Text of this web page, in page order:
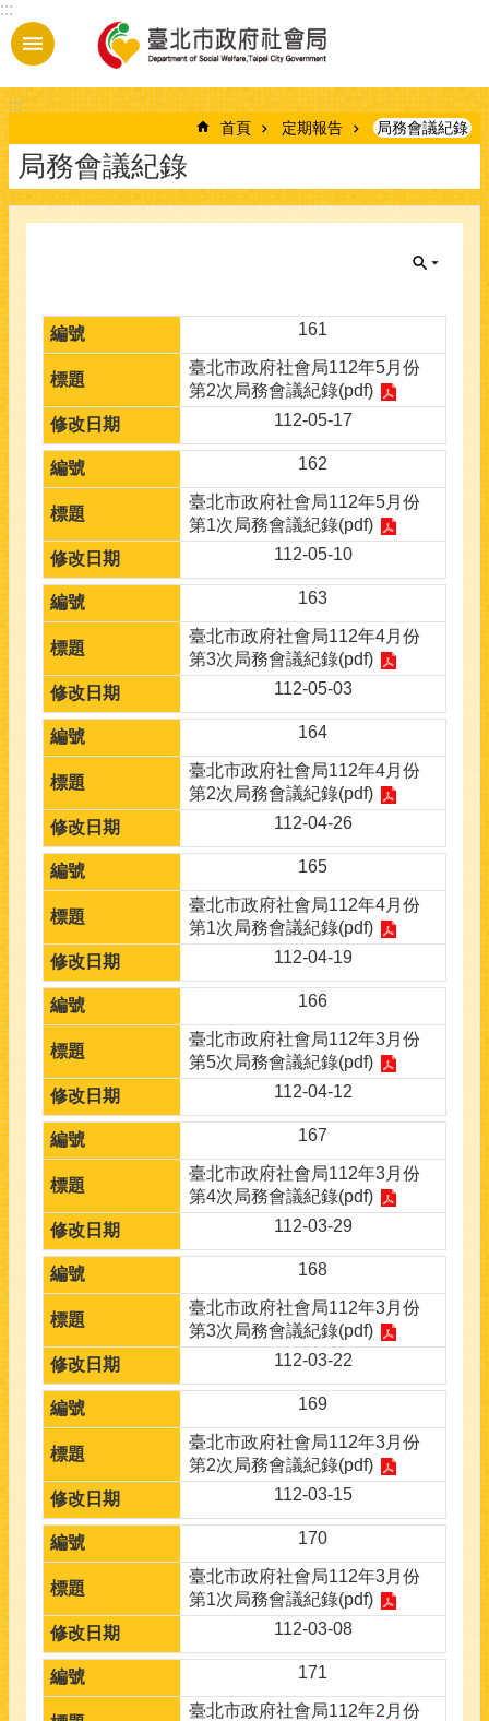
跳到主要內容區塊
:::
:::
首頁 定期報告 局務會議紀錄
局務會議紀錄
161
臺北市政府社會局112年5月份
第2次局務會議紀錄(pdf)
112-05-17
162
臺北市政府社會局112年5月份
第1次局務會議紀錄(pdf)
112-05-10
163
臺北市政府社會局112年4月份
第3次局務會議紀錄(pdf)
112-05-03
164
臺北市政府社會局112年4月份
第2次局務會議紀錄(pdf)
112-04-26
165
臺北市政府社會局112年4月份
第1次局務會議紀錄(pdf)
112-04-19
166
臺北市政府社會局112年3月份
第5次局務會議紀錄(pdf)
112-04-12
167
臺北市政府社會局112年3月份
第4次局務會議紀錄(pdf)
112-03-29
168
臺北市政府社會局112年3月份
第3次局務會議紀錄(pdf)
112-03-22
169
臺北市政府社會局112年3月份
第2次局務會議紀錄(pdf)
112-03-15
170
臺北市政府社會局112年3月份
第1次局務會議紀錄(pdf)
112-03-08
171
臺北市政府社會局112年2月份